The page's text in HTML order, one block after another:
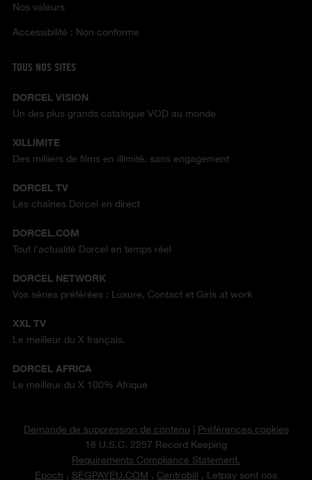
Nos valeurs
Accessibilité : Non conforme
TOUS NOS SITES
DORCEL VISION
Un des plus grands catalogue VOD au monde
XILLIMITE
Des milliers de films en illimité, sans engagement
DORCEL TV
Les chaînes Dorcel en direct
DORCEL.COM
Tout l'actualité Dorcel en temps réel
DORCEL NETWORK
Vos séries préférées : Luxure, Contact et Girls at work
XXL TV
Le meilleur du X français.
DORCEL AFRICA
Le meilleur du X 100% Afrique
Demande de suppression de contenu
Préférences cookies
18 U.S.C. 2257 Record Keeping
Requirements Compliance Statement.
Epoch , SEGPAYEU.COM , Centrobill , Letpay sont nos